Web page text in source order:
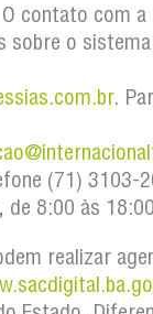
O contato com a
sobre o
.
(71) 3103-
de 8:00 às
realizar